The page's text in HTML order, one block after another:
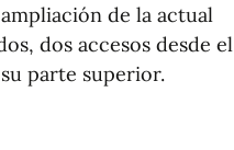
de la actual
dos accesos desde el
parte superior.